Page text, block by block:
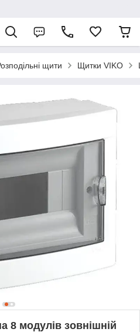
щити Щитки VIKO
8 модулів зовнішній